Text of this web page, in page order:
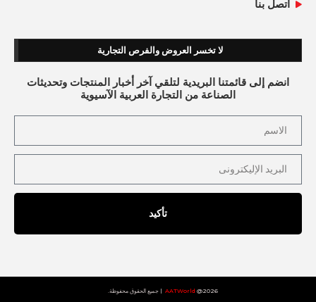
اتصل بنا
لا تخسر العروض والفرص التجارية
انضم إلى قائمتنا البريدية لتلقي آخر أخبار المنتجات وتحديثات
الصناعة من التجارة العربية الآسيوية
تأكيد
2026@
AATWorld | جميع الحقوق محفوظة.